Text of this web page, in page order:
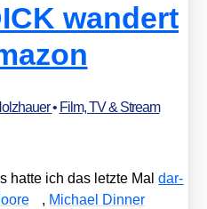
wandert
• Film, TV & Stream
hat­te ich das letz­te Maldar­
, Micha­el Din­ner